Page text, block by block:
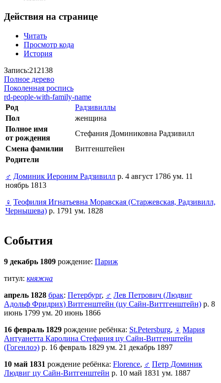
Действия на странице
Читать
Просмотр кода
История
Запись:212138
Полное дерево
Поколенная роспись
rd-people-with-family-name
Род
Радзивиллы
Пол
женщина
Полное имя
от рождения
Стефания Доминиковна Радзивилл
Смена фамилии
Витгенштейен
Родители
♂ Доминик Иероним Радзивилл р. 4 август 1786 ум. 11
ноябрь 1813
♀ Теофилия Игнатьевна Моравская (Старжевская, Радзивилл,
Чернышева) р. 1791 ум. 1828
События
9 декабрь 1809 рождение: Париж
титул: княжна
апрель 1828 брак: Петербург, ♂ Лев Петрович (Людвиг
Адольф Фридрих) Витгенштейн (цу Сайн-Виттгенштейн) р. 8
июнь 1799 ум. 20 июнь 1866
16 февраль 1829 рождение ребёнка: St.Petersburg, ♀ Мария
Антуанетта Каролина Стефания цу Сайн-Витгенштейн
(Гогенлоэ) р. 16 февраль 1829 ум. 21 декабрь 1897
10 май 1831 рождение ребёнка: Florence, ♂ Петр Доминик
Людвиг цу Сайн-Витгенштейн р. 10 май 1831 ум. 1887